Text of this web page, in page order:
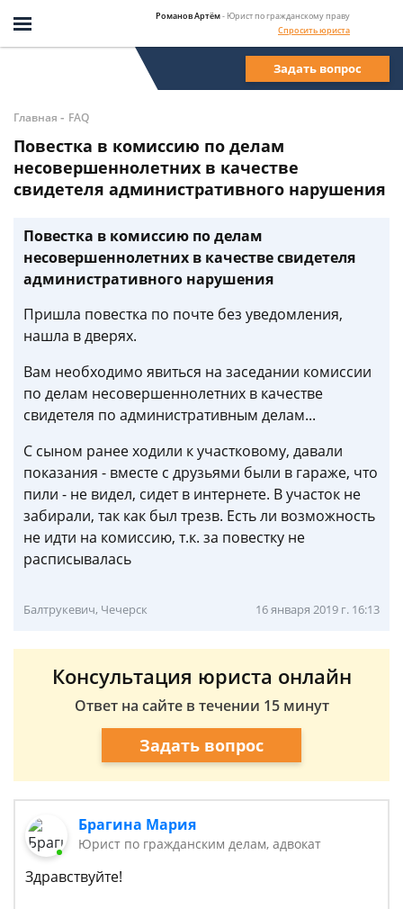
Романов Артём- Юрист по гражданскому праву
Спросить юриста
Задать вопрос
Главная - FAQ
Повестка в комиссию по делам
несовершеннолетних в качестве
свидетеля административного нарушения
Повестка в комиссию по делам
несовершеннолетних в качестве свидетеля
административного нарушения
Пришла повестка по почте без уведомления,
нашла в дверях.
Вам необходимо явиться на заседании комиссии
по делам несовершеннолетних в качестве
свидетеля по административным делам...
С сыном ранее ходили к участковому, давали
показания - вместе с друзьями были в гараже, что
пили - не видел, сидет в интернете. В участок не
забирали, так как был трезв. Есть ли возможность
не идти на комиссию, т.к. за повестку не
расписывалась
Балтрукевич, Чечерск 16 января 2019 г. 16:13
Консультация юриста онлайн
Ответ на сайте в течении 15 минут
Задать вопрос
Брагина Мария
Юрист по гражданским делам, адвокат
Здравствуйте!